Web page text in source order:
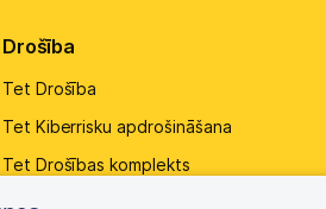
Drošība
Tet Drošība
Tet Kiberrisku apdrošināšana
Tet Drošības komplekts